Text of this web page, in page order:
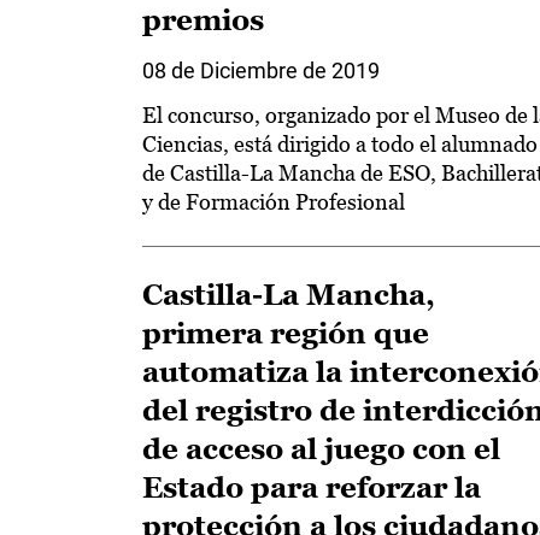
premios
08 de Diciembre de 2019
El concurso, organizado por el Museo de
Ciencias, está dirigido a todo el alumnado
de Castilla-La Mancha de ESO,
y de Formación Profesional
Castilla-La Mancha,
primera región que
automatiza la
del registro de
de acceso al juego con el
Estado para reforzar la
protección a los